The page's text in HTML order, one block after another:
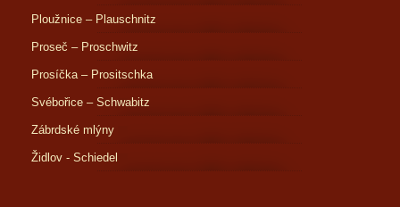
Ploužnice – Plauschnitz
Proseč – Proschwitz
Prosíčka – Prositschka
Svébořice – Schwabitz
Zábrdské mlýny
Židlov - Schiedel